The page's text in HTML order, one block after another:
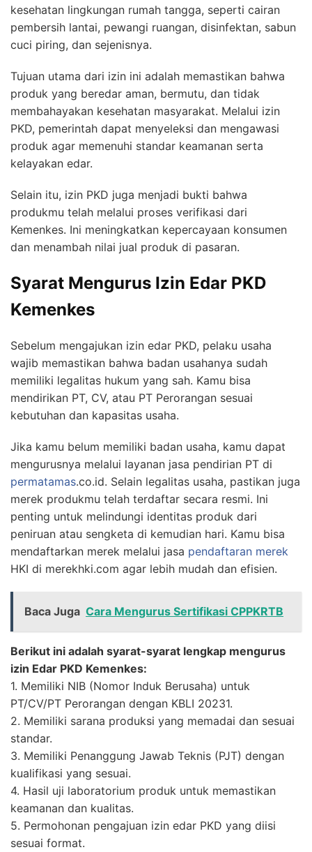
kesehatan lingkungan rumah tangga, seperti cairan
pembersih lantai, pewangi ruangan, disinfektan, sabun
cuci piring, dan sejenisnya.
Tujuan utama dari izin ini adalah memastikan bahwa
produk yang beredar aman, bermutu, dan tidak
membahayakan kesehatan masyarakat. Melalui izin
PKD, pemerintah dapat menyeleksi dan mengawasi
produk agar memenuhi standar keamanan serta
kelayakan edar.
Selain itu, izin PKD juga menjadi bukti bahwa
produkmu telah melalui proses verifikasi dari
Kemenkes. Ini meningkatkan kepercayaan konsumen
dan menambah nilai jual produk di pasaran.
Syarat Mengurus Izin Edar PKD
Kemenkes
Sebelum mengajukan izin edar PKD, pelaku usaha
wajib memastikan bahwa badan usahanya sudah
memiliki legalitas hukum yang sah. Kamu bisa
mendirikan PT, CV, atau PT Perorangan sesuai
kebutuhan dan kapasitas usaha.
Jika kamu belum memiliki badan usaha, kamu dapat
mengurusnya melalui layanan jasa pendirian PT di
permatamas.co.id. Selain legalitas usaha, pastikan juga
merek produkmu telah terdaftar secara resmi. Ini
penting untuk melindungi identitas produk dari
peniruan atau sengketa di kemudian hari. Kamu bisa
mendaftarkan merek melalui jasa pendaftaran merek
HKI di merekhki.com agar lebih mudah dan efisien.
Baca Juga Cara Mengurus Sertifikasi CPPKRTB
Berikut ini adalah syarat-syarat lengkap mengurus
izin Edar PKD Kemenkes:
1. Memiliki NIB (Nomor Induk Berusaha) untuk
PT/CV/PT Perorangan dengan KBLI 20231.
2. Memiliki sarana produksi yang memadai dan sesuai
standar.
3. Memiliki Penanggung Jawab Teknis (PJT) dengan
kualifikasi yang sesuai.
4. Hasil uji laboratorium produk untuk memastikan
keamanan dan kualitas.
5. Permohonan pengajuan izin edar PKD yang diisi
sesuai format.